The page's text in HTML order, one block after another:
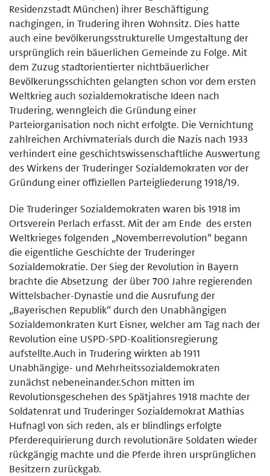
Residenzstadt München) ihrer Beschäftigung
nachgingen, in Trudering ihren Wohnsitz. Dies hatte
auch eine bevölkerungsstrukturelle Umgestaltung der
ursprünglich rein bäuerlichen Gemeinde zu Folge. Mit
dem Zuzug stadtorientierter nichtbäuerlicher
Bevölkerungsschichten gelangten schon vor dem ersten
Weltkrieg auch sozialdemokratische Ideen nach
Trudering, wenngleich die Gründung einer
Parteiorganisation noch nicht erfolgte. Die Vernichtung
zahlreichen Archivmaterials durch die Nazis nach 1933
verhindert eine geschichtswissenschaftliche Auswertung
des Wirkens der Truderinger Sozialdemokraten vor der
Gründung einer offiziellen Parteigliederung 1918/19.
Die Truderinger Sozialdemokraten waren bis 1918 im
Ortsverein Perlach erfasst. Mit der am Ende des ersten
Weltkrieges folgenden „Novemberrevolution“ begann
die eigentliche Geschichte der Truderinger
Sozialdemokratie. Der Sieg der Revolution in Bayern
brachte die Absetzung der über 700 Jahre regierenden
Wittelsbacher-Dynastie und die Ausrufung der
„Bayerischen Republik“ durch den Unabhängigen
Sozialdemonkraten Kurt Eisner, welcher am Tag nach der
Revolution eine USPD-SPD-Koalitionsregierung
aufstellte.Auch in Trudering wirkten ab 1911
Unabhängige- und Mehrheitssozialdemokraten
zunächst nebeneinander.Schon mitten im
Revolutionsgeschehen des Spätjahres 1918 machte der
Soldatenrat und Truderinger Sozialdemokrat Mathias
Hufnagl von sich reden, als er blindlings erfolgte
Pferderequirierung durch revolutionäre Soldaten wieder
rückgängig machte und die Pferde ihren ursprünglichen
Besitzern zurückgab.